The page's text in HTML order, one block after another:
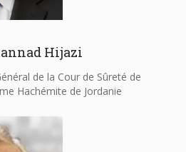
Hijazi
de la Cour de Sûreté de
Hachémite de Jordanie